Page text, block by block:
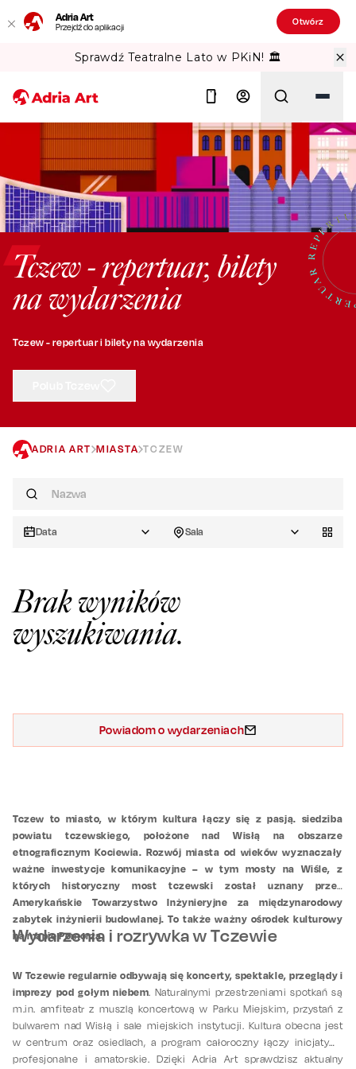
Adria Art
Przejdź do aplikacji Otwórz
Sprawdź Teatralne Lato w PKiN! 🏛️
Szukaj
Tczew - repertuar, bilety
na wydarzenia
Tczew - repertuar i bilety na wydarzenia
ADRIA ART MIASTA TCZEW
Data Sala
Brak wyników
wyszukiwania.
Powiadom o wydarzeniach
Tczew to miasto, w którym kultura łączy się z pasją. siedziba
powiatu tczewskiego, położone nad Wisłą na obszarze
etnograficznym Kociewia. Rozwój miasta od wieków wyznaczały
ważne inwestycje komunikacyjne – w tym mosty na Wiśle, z
których historyczny most tczewski został uznany przez
Amerykańskie Towarzystwo Inżynieryjne za międzynarodowy
zabytek inżynierii budowlanej. To także ważny ośrodek kulturowy
na mapie Pomorza.
Wydarzenia i rozrywka w Tczewie
W Tczewie regularnie odbywają się koncerty, spektakle, przeglądy i
imprezy pod gołym niebem. Naturalnymi przestrzeniami spotkań są
m.in. amfiteatr z muszlą koncertową w Parku Miejskim, przystań z
bulwarem nad Wisłą i sale miejskich instytucji. Kultura obecna jest
w centrum oraz osiedlach, a program całoroczny łączy inicjatywy
profesjonalne i amatorskie. Dzięki Adria Art sprawdzisz aktualny